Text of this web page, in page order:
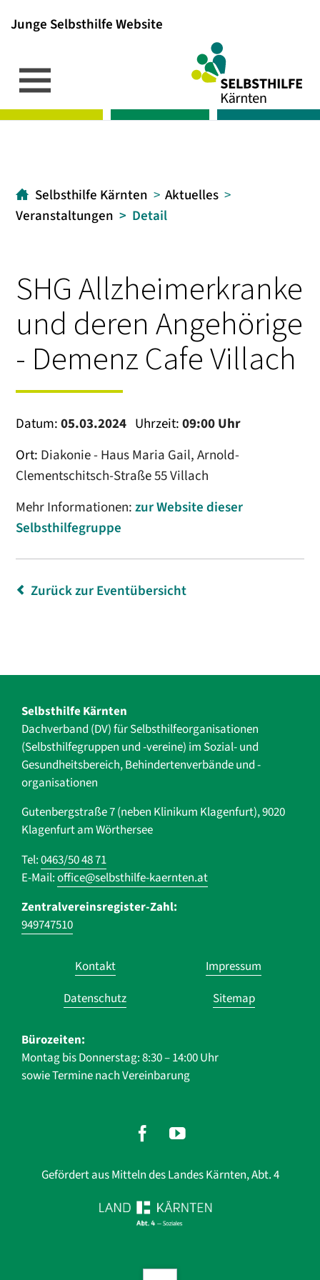
Junge Selbsthilfe Website
[1]
[2]
[3]
Selbsthilfe Kärnten
Aktuelles
Veranstaltungen
Detail
SHG Allzheimerkranke
und deren Angehörige
- Demenz Cafe Villach
Datum:05.03.2024 Uhrzeit:09:00 Uhr
Ort: Diakonie - Haus Maria Gail, Arnold-
Clementschitsch-Straße 55 Villach
Mehr Informationen:zur Website dieser
Selbsthilfegruppe
Zurück zur Eventübersicht
Selbsthilfe Kärnten
Dachverband (DV) für Selbsthilfe­organisationen
(Selbsthilfegruppen und -vereine) im Sozial- und
Gesundheits­bereich, ­Behindertenverbände und ­-
organisationen
Gutenbergstraße 7 (neben Klinikum Klagenfurt), 9020
Klagenfurt am Wörthersee
Tel:0463/50 48 71
E-Mail:office@selbsthilfe-kaernten.at
Zentralvereinsregister-Zahl:
949747510
Navigation
überspringen
Kontakt
Impressum
Datenschutz
Sitemap
Bürozeiten:
Montag bis Donnerstag: 8:30 – 14:00 Uhr
sowie Termine nach Vereinbarung
Gefördert aus Mitteln des Landes Kärnten, Abt. 4